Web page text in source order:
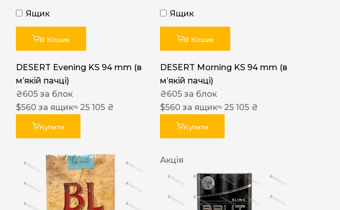
Ящик
В Кошик
DESERT Evening KS 94 mm (в
мʼякій пачці)
₴605 за блок
$560 за ящик≈ 25 105 ₴
Купити
Ящик
В Кошик
DESERT Morning KS 94 mm (в
мʼякій пачці)
₴605 за блок
$560 за ящик≈ 25 105 ₴
Купити
Акція